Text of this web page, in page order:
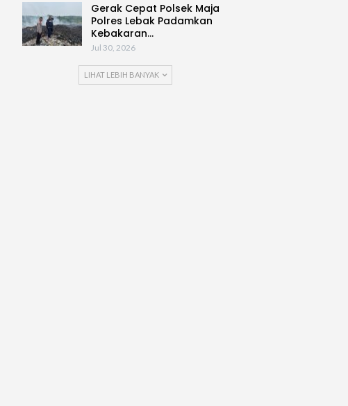
Gerak Cepat Polsek Maja
Polres Lebak Padamkan
Kebakaran…
Jul 30, 2026
LIHAT LEBIH BANYAK